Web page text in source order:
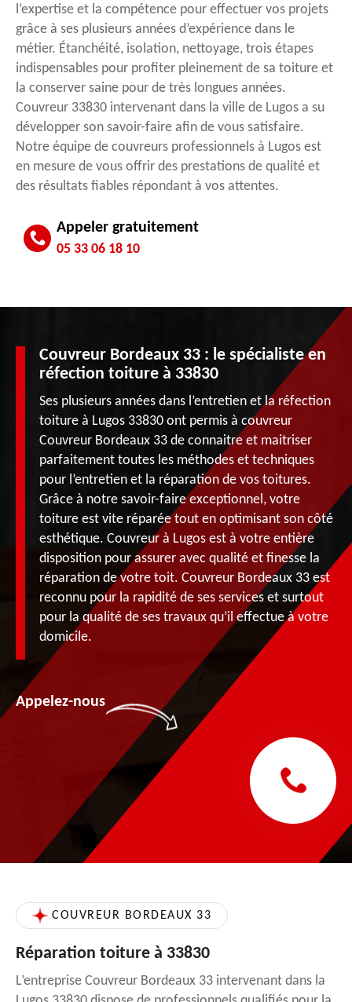
l’expertise et la compétence pour effectuer vos projets
grâce à ses plusieurs années d’expérience dans le
métier. Étanchéité, isolation, nettoyage, trois étapes
indispensables pour profiter pleinement de sa toiture et
la conserver saine pour de très longues années.
Couvreur 33830 intervenant dans la ville de Lugos a su
développer son savoir-faire afin de vous satisfaire.
Notre équipe de couvreurs professionnels à Lugos est
en mesure de vous offrir des prestations de qualité et
des résultats fiables répondant à vos attentes.
Appeler gratuitement
05 33 06 18 10
Couvreur Bordeaux 33 : le spécialiste en
réfection toiture à 33830
Ses plusieurs années dans l’entretien et la réfection
toiture à Lugos 33830 ont permis à couvreur
Couvreur Bordeaux 33 de connaitre et maitriser
parfaitement toutes les méthodes et techniques
pour l’entretien et la réparation de vos toitures.
Grâce à notre savoir-faire exceptionnel, votre
toiture est vite réparée tout en optimisant son côté
esthétique. Couvreur à Lugos est à votre entière
disposition pour assurer avec qualité et finesse la
réparation de votre toit. Couvreur Bordeaux 33 est
reconnu pour la rapidité de ses services et surtout
pour la qualité de ses travaux qu’il effectue à votre
domicile.
Appelez-nous
COUVREUR BORDEAUX 33
Réparation toiture à 33830
L’entreprise Couvreur Bordeaux 33 intervenant dans la